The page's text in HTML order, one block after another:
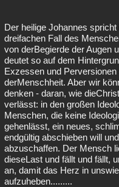
Der heilige Johannes
dreifachen Fall des
von derBegierde der Augen
deutet so auf dem
Exzessen und
derMenschheit. Aber wir
denken - daran, wie
verlässt: in den großen
Menschen, die keine
gehenlässt, ein neues,
endgültig abschieben will
abzuschaffen. Der Mensch
dieseLast und fällt und fällt,
an, damit das Herz in
aufzuheben.........